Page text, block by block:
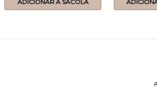
ADICIONAR À SACOLA